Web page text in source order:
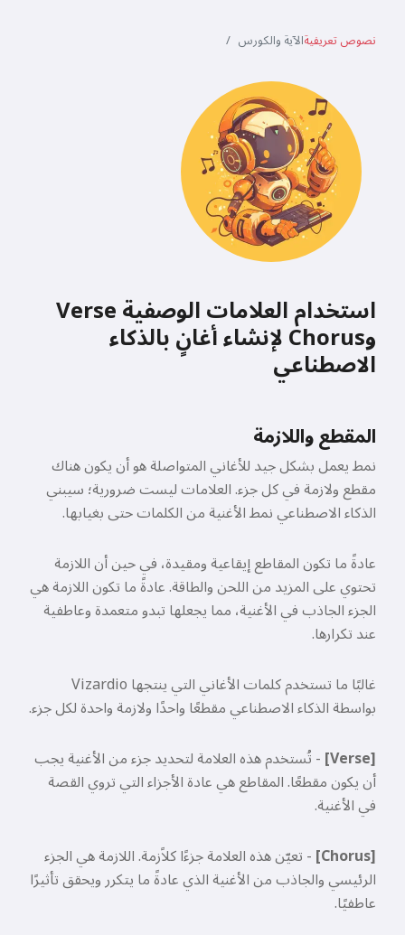
نصوص تعريفيةالآية والكورس
استخدام العلامات الوصفية Verse
وChorus لإنشاء أغانٍ بالذكاء
الاصطناعي
المقطع واللازمة
نمط يعمل بشكل جيد للأغاني المتواصلة هو أن يكون هناك
مقطع ولازمة في كل جزء. العلامات ليست ضرورية؛ سيبني
الذكاء الاصطناعي نمط الأغنية من الكلمات حتى بغيابها.
عادةً ما تكون المقاطع إيقاعية ومقيدة، في حين أن اللازمة
تحتوي على المزيد من اللحن والطاقة. عادةً ما تكون اللازمة هي
الجزء الجاذب في الأغنية، مما يجعلها تبدو متعمدة وعاطفية
عند تكرارها.
غالبًا ما تستخدم كلمات الأغاني التي ينتجها Vizardio
بواسطة الذكاء الاصطناعي مقطعًا واحدًا ولازمة واحدة لكل جزء.
[Verse]
- تُستخدم هذه العلامة لتحديد جزء من الأغنية يجب
أن يكون مقطعًا. المقاطع هي عادة الأجزاء التي تروي القصة
في الأغنية.
[Chorus]
- تعيّن هذه العلامة جزءًا كلاًزمة. اللازمة هي الجزء
الرئيسي والجاذب من الأغنية الذي عادةً ما يتكرر ويحقق تأثيرًا
عاطفيًا.